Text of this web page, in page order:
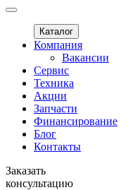
Каталог
Компания
Вакансии
Сервис
Техника
Акции
Запчасти
Финансирование
Блог
Контакты
Заказать
консультацию